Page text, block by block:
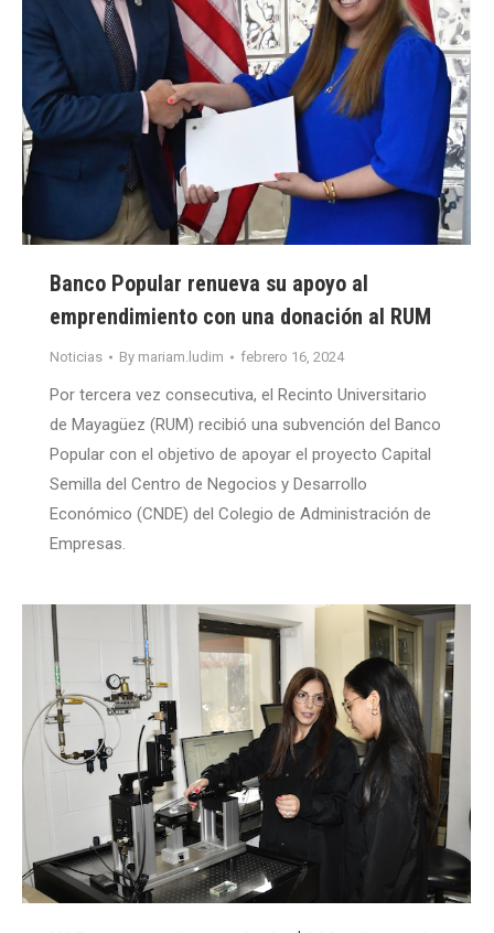
Banco Popular renueva su apoyo al
emprendimiento con una donación al RUM
Noticias By mariam.ludim febrero 16, 2024
Por tercera vez consecutiva, el Recinto Universitario
de Mayagüez (RUM) recibió una subvención del Banco
Popular con el objetivo de apoyar el proyecto Capital
Semilla del Centro de Negocios y Desarrollo
Económico (CNDE) del Colegio de Administración de
Empresas.